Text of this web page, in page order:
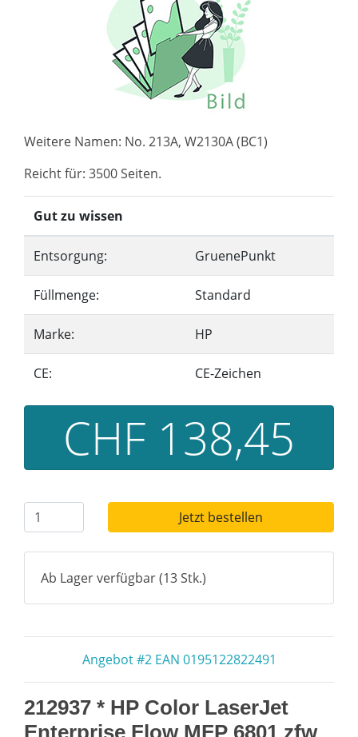
Weitere Namen: No. 213A, W2130A (BC1)
Reicht für: 3500 Seiten.
Gut zu wissen
Entsorgung: GruenePunkt
Füllmenge: Standard
Marke: HP
CE: CE-Zeichen
CHF 138,45
Jetzt bestellen
Ab Lager verfügbar (13 Stk.)
Angebot #2 EAN 0195122822491
212937 * HP Color LaserJet
Enterprise Flow MFP 6801 zfw